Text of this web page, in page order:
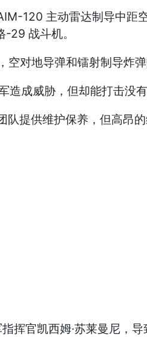
120 主动雷达制导中距
29 战斗机。
对地导弹和镭射制导炸弹
成威胁，但却能打击没
提供维护保养，但高昂
官凯西姆·苏莱曼尼，